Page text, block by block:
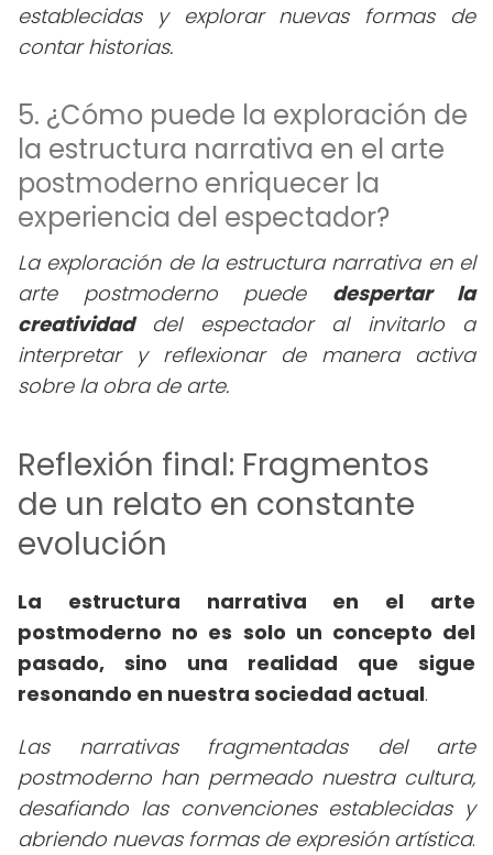
establecidas y explorar nuevas formas de
contar historias.
5. ¿Cómo puede la exploración de
la estructura narrativa en el arte
postmoderno enriquecer la
experiencia del espectador?
La exploración de la estructura narrativa en el
arte postmoderno puede despertar la
creatividaddel espectador al invitarlo a
interpretar y reflexionar de manera activa
sobre la obra de arte.
Reflexión final: Fragmentos
de un relato en constante
evolución
La estructura narrativa en el arte
postmoderno no es solo un concepto del
pasado, sino una realidad que sigue
resonando en nuestra sociedad actual.
Las narrativas fragmentadas del arte
postmoderno han permeado nuestra cultura,
desafiando las convenciones establecidas y
abriendo nuevas formas de expresión artística.